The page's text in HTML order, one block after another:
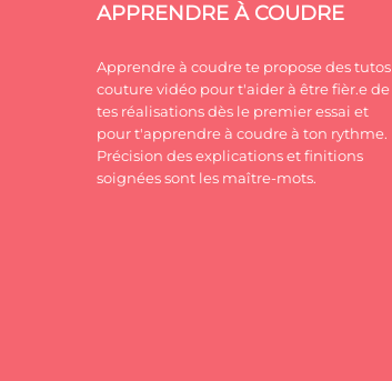
APPRENDRE À COUDRE
Apprendre à coudre te propose des tutos
couture vidéo pour t'aider à être fièr.e de
tes réalisations dès le premier essai et
pour t'apprendre à coudre à ton rythme.
Précision des explications et finitions
soignées sont les maître-mots.